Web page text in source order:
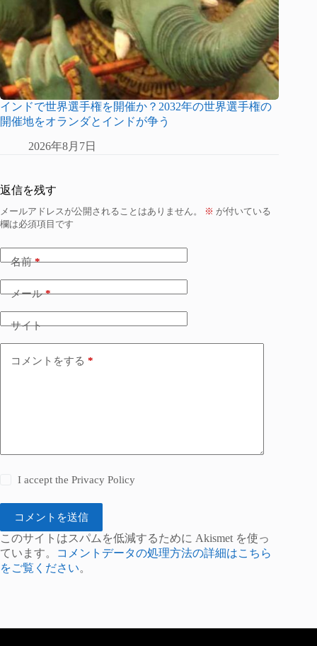
インドで世界選手権を開催か？2032年の世界選手権の
開催地をオランダとインドが争う
2026年8月7日
返信を残す
メールアドレスが公開されることはありません。 ※ が付いている
欄は必須項目です
名前*
メール*
サイト
コメントをする *
I accept thePrivacy Policy
コメントを送信
このサイトはスパムを低減するために Akismet を使っ
ています。
コメントデータの処理方法の詳細はこちら
をご覧ください。